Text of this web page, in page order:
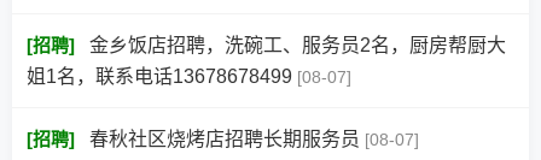
[招聘]
金乡饭店招聘，洗碗工、服务员2名，厨房帮厨大
姐1名，联系电话13678678499 [08-07]
[招聘] 春秋社区烧烤店招聘长期服务员 [08-07]